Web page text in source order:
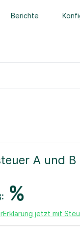
Berichte
A und B
%
jetzt mit